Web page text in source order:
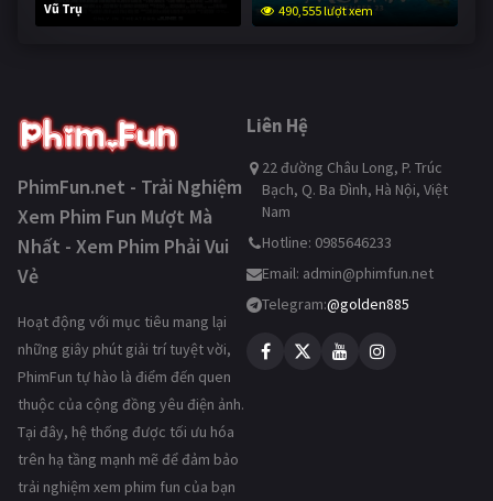
Vũ Trụ
239,283 lượt xem
490,555 lượt xem
PhimFun.net - Trải Nghiệm
Xem Phim Fun Mượt Mà
Nhất - Xem Phim Phải Vui
Vẻ
Hoạt động với mục tiêu mang lại
những giây phút giải trí tuyệt vời,
PhimFun tự hào là điểm đến quen
thuộc của cộng đồng yêu điện ảnh.
Tại đây, hệ thống được tối ưu hóa
trên hạ tầng mạnh mẽ để đảm bảo
trải nghiệm xem phim fun của bạn
Liên Hệ
22 đường Châu Long, P. Trúc
Bạch, Q. Ba Đình, Hà Nội, Việt
Nam
Hotline: 0985646233
Email: admin@phimfun.net
Telegram:@golden885